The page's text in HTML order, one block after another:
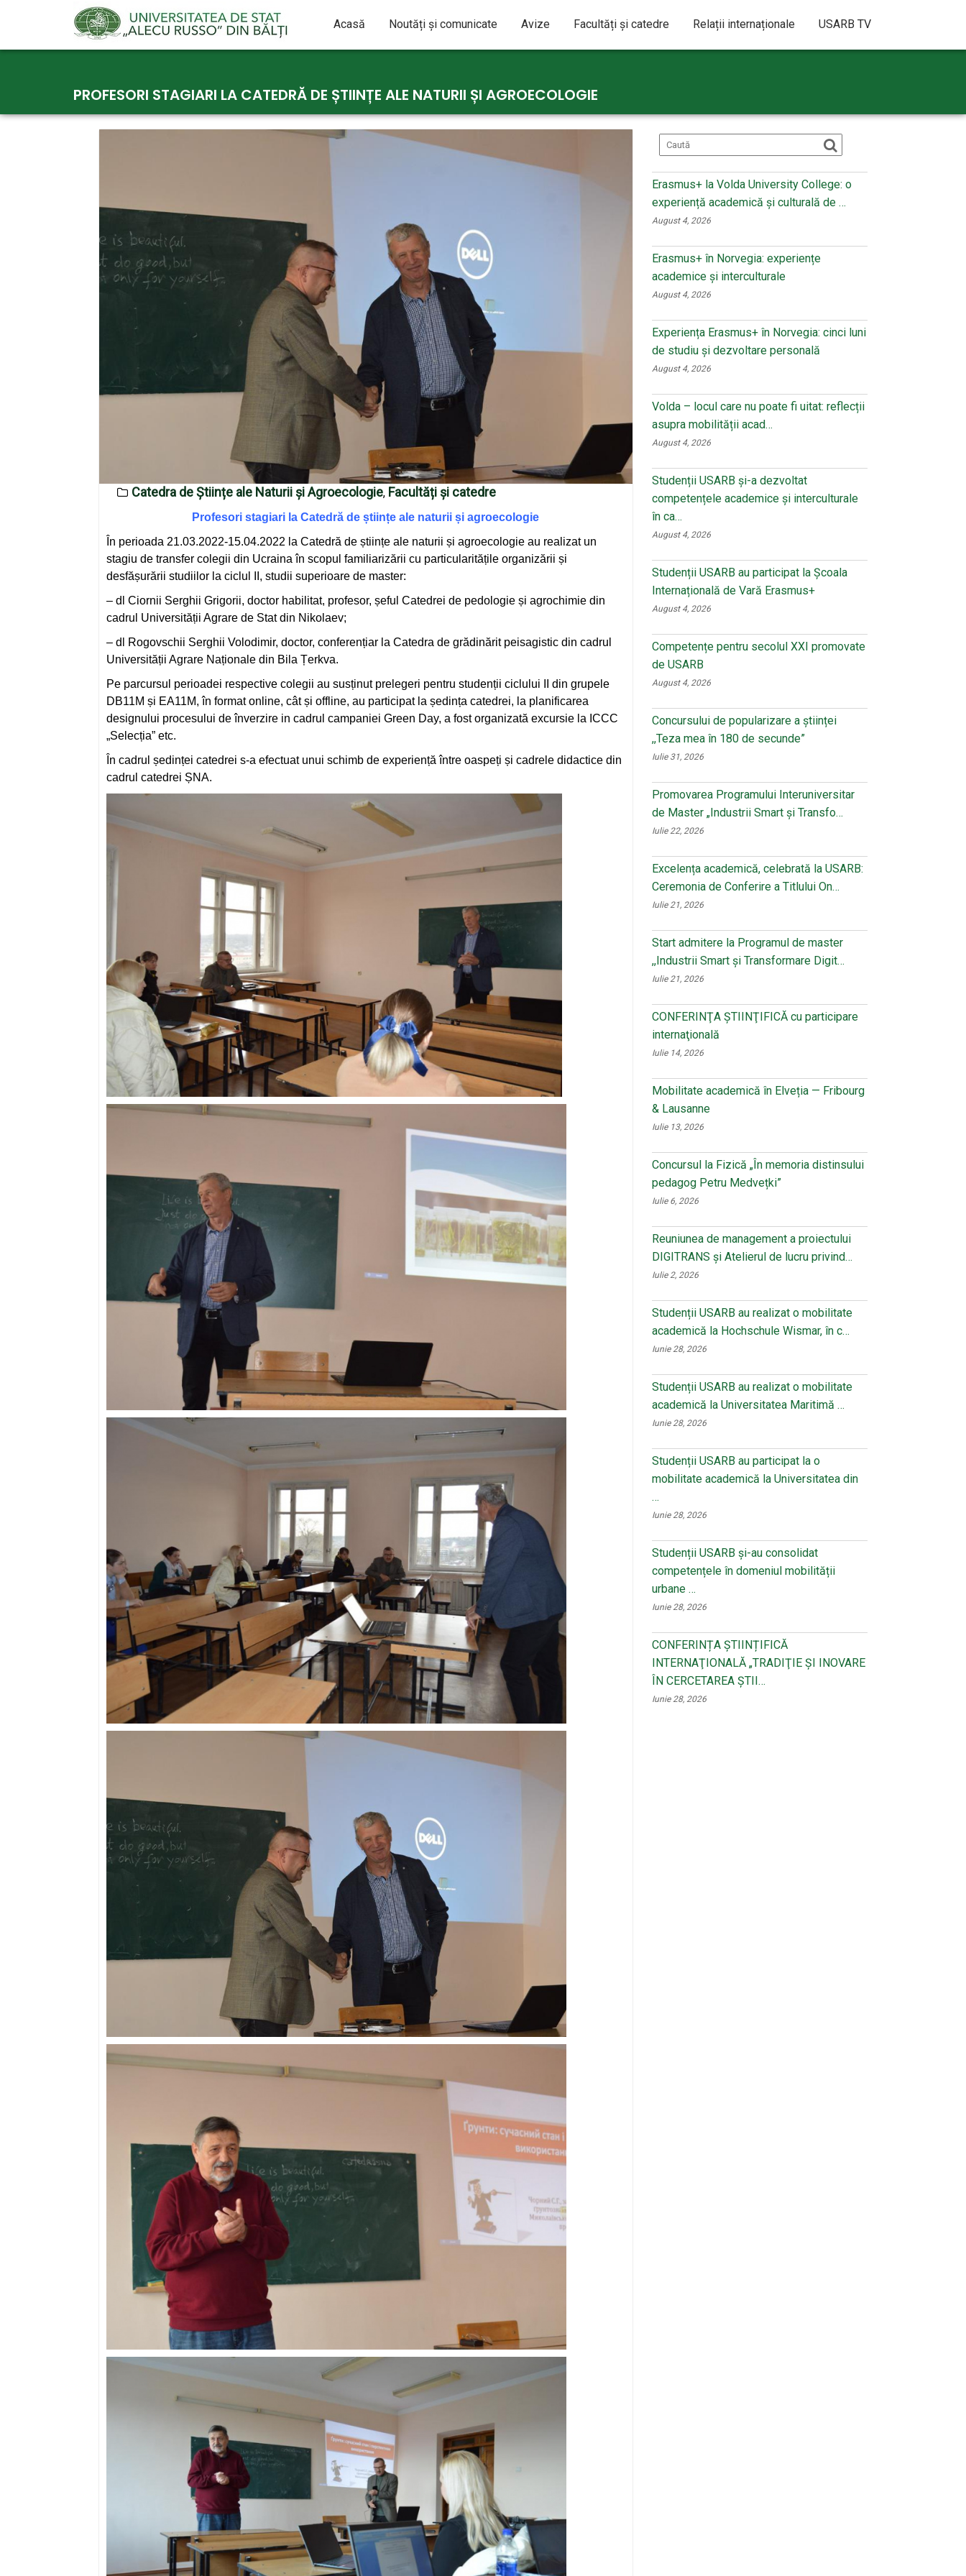
Acasă Noutăți și comunicate Avize Facultăți și catedre Relații internaționale USARB TV
PROFESORI STAGIARI LA CATEDRĂ DE ȘTIINȚE ALE NATURII ȘI AGROECOLOGIE
Catedra de Științe ale Naturii și Agroecologie, Facultăți și catedre
Profesori stagiari la Catedră de științe ale naturii și agroecologie
În perioada 21.03.2022-15.04.2022 la Catedră de științe ale naturii și agroecologie au realizat un
stagiu de transfer colegii din Ucraina în scopul familiarizării cu particularitățile organizării și
desfășurării studiilor la ciclul II, studii superioare de master:
– dl Ciornii Serghii Grigorii, doctor habilitat, profesor, șeful Catedrei de pedologie și agrochimie din
cadrul Universității Agrare de Stat din Nikolaev;
– dl Rogovschii Serghii Volodimir, doctor, conferențiar la Catedra de grădinărit peisagistic din cadrul
Universității Agrare Naționale din Bila Țerkva.
Pe parcursul perioadei respective colegii au susținut prelegeri pentru studenții ciclului II din grupele
DB11M și EA11M, în format online, cât și offline, au participat la ședința catedrei, la planificarea
designului procesului de înverzire in cadrul campaniei Green Day, a fost organizată excursie la ICCC
„Selecția” etc.
În cadrul ședinței catedrei s-a efectuat unui schimb de experiență între oaspeți și cadrele didactice din
cadrul catedrei ȘNA.
Erasmus+ la Volda University College: o
experiență academică și culturală de …
August 4, 2026
Erasmus+ în Norvegia: experiențe
academice și interculturale
August 4, 2026
Experiența Erasmus+ în Norvegia: cinci luni
de studiu și dezvoltare personală
August 4, 2026
Volda – locul care nu poate fi uitat: reflecții
asupra mobilității acad…
August 4, 2026
Studenții USARB și-a dezvoltat
competențele academice și interculturale
în ca…
August 4, 2026
Studenții USARB au participat la Școala
Internațională de Vară Erasmus+
August 4, 2026
Competențe pentru secolul XXI promovate
de USARB
August 4, 2026
Concursului de popularizare a științei
,,Teza mea în 180 de secunde”
Iulie 31, 2026
Promovarea Programului Interuniversitar
de Master „Industrii Smart și Transfo…
Iulie 22, 2026
Excelența academică, celebrată la USARB:
Ceremonia de Conferire a Titlului On…
Iulie 21, 2026
Start admitere la Programul de master
,,Industrii Smart și Transformare Digit…
Iulie 21, 2026
CONFERINŢA ŞTIINŢIFICĂ cu participare
internaţională
Iulie 14, 2026
Mobilitate academică în Elveția — Fribourg
& Lausanne
Iulie 13, 2026
Concursul la Fizică „În memoria distinsului
pedagog Petru Medvețki”
Iulie 6, 2026
Reuniunea de management a proiectului
DIGITRANS și Atelierul de lucru privind…
Iulie 2, 2026
Studenții USARB au realizat o mobilitate
academică la Hochschule Wismar, în c…
Iunie 28, 2026
Studenții USARB au realizat o mobilitate
academică la Universitatea Maritimă …
Iunie 28, 2026
Studenții USARB au participat la o
mobilitate academică la Universitatea din
…
Iunie 28, 2026
Studenții USARB și-au consolidat
competențele în domeniul mobilității
urbane …
Iunie 28, 2026
CONFERINȚA ȘTIINȚIFICĂ
INTERNAŢIONALĂ „TRADIŢIE ŞI INOVARE
ÎN CERCETAREA ŞTII…
Iunie 28, 2026